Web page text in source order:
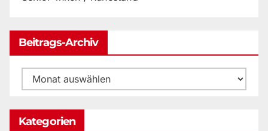
Beitrags-Archiv
Beitrags-
Archiv
Kategorien